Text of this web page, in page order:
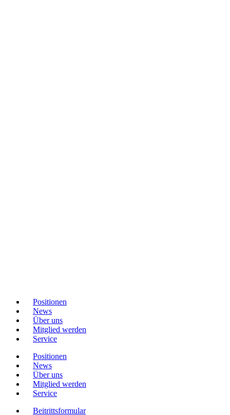
Positionen
News
Über uns
Mitglied werden
Service
Positionen
News
Über uns
Mitglied werden
Service
Beitrittsformular